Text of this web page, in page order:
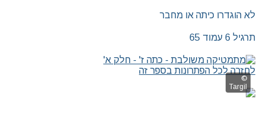
לא הוגדרו כיתה או מחבר
תרגיל 6 עמוד 65
לחזרה לכל הפתרונות בספר זה